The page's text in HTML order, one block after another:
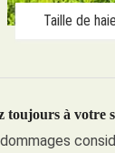
Taille de
toujours à votre